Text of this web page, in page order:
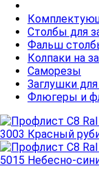
Столбы для
Фальш
Колпаки на
Cаморезы
Заглушки
Флюгеры и
3003 Красный
5015 Небесно-